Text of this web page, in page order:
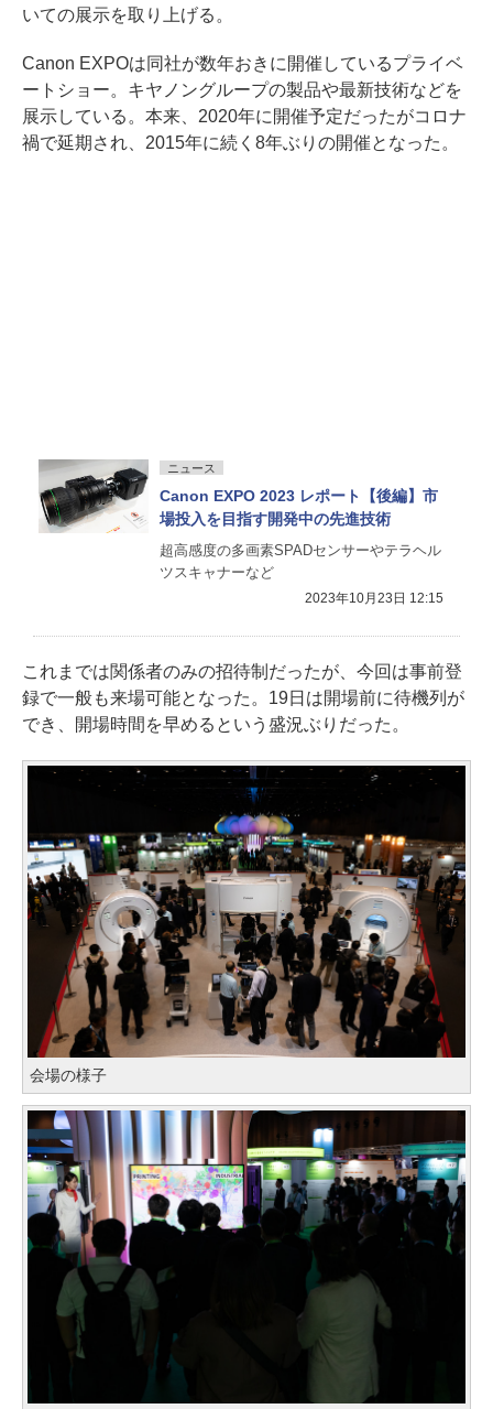
いての展示を取り上げる。
Canon EXPOは同社が数年おきに開催しているプライベ
ートショー。キヤノングループの製品や最新技術などを
展示している。本来、2020年に開催予定だったがコロナ
禍で延期され、2015年に続く8年ぶりの開催となった。
ニュース
Canon EXPO 2023 レポート【後編】市
場投入を目指す開発中の先進技術
超高感度の多画素SPADセンサーやテラヘル
ツスキャナーなど
2023年10月23日 12:15
これまでは関係者のみの招待制だったが、今回は事前登
録で一般も来場可能となった。19日は開場前に待機列が
でき、開場時間を早めるという盛況ぶりだった。
会場の様子